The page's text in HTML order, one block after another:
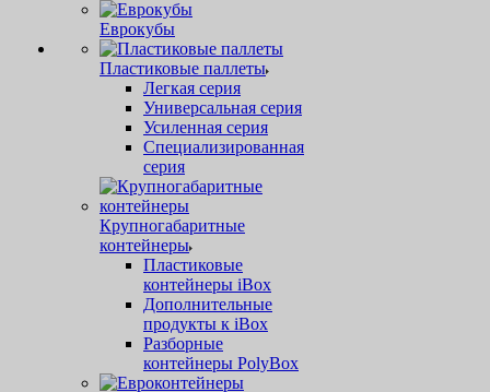
Еврокубы
Пластиковые паллеты
Легкая серия
Универсальная серия
Усиленная серия
Специализированная
серия
Крупногабаритные
контейнеры
Пластиковые
контейнеры iBox
Дополнительные
продукты к iBox
Разборные
контейнеры PolyBox